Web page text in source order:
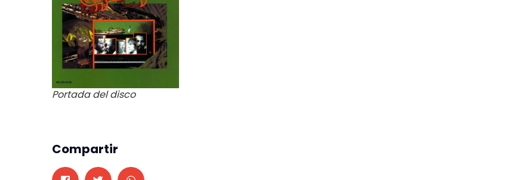
Portada del disco
Compartir